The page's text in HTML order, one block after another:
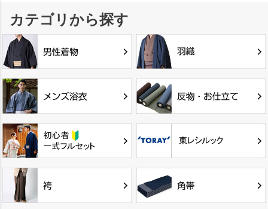
カテゴリから探す